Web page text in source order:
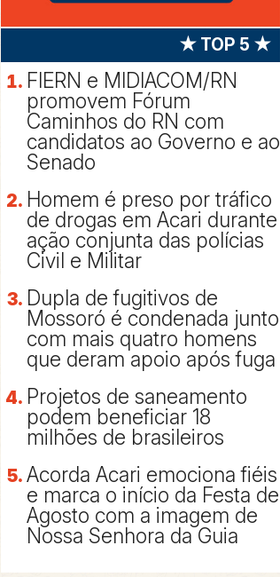
★ TOP 5 ★
FIERN e MIDIACOM/RN
promovem Fórum
Caminhos do RN com
candidatos ao Governo e ao
Senado
Homem é preso por tráfico
de drogas em Acari durante
ação conjunta das polícias
Civil e Militar
Dupla de fugitivos de
Mossoró é condenada junto
com mais quatro homens
que deram apoio após fuga
Projetos de saneamento
podem beneficiar 18
milhões de brasileiros
Acorda Acari emociona fiéis
e marca o início da Festa de
Agosto com a imagem de
Nossa Senhora da Guia